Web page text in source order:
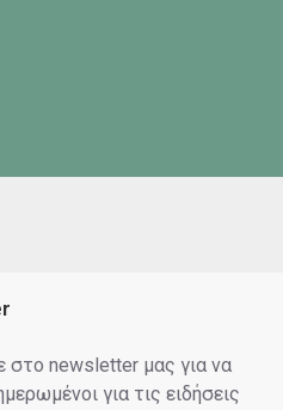
στο newsletter μας για να
για τις ειδήσεις